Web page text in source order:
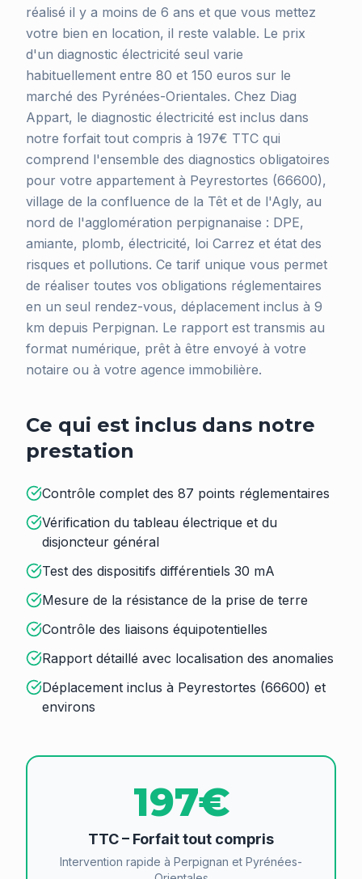
réalisé il y a moins de 6 ans et que vous mettez
votre bien en location, il reste valable. Le prix
d'un diagnostic électricité seul varie
habituellement entre 80 et 150 euros sur le
marché des Pyrénées-Orientales. Chez Diag
Appart, le diagnostic électricité est inclus dans
notre forfait tout compris à 197€ TTC qui
comprend l'ensemble des diagnostics obligatoires
pour votre appartement à Peyrestortes (66600),
village de la confluence de la Têt et de l'Agly, au
nord de l'agglomération perpignanaise : DPE,
amiante, plomb, électricité, loi Carrez et état des
risques et pollutions. Ce tarif unique vous permet
de réaliser toutes vos obligations réglementaires
en un seul rendez-vous, déplacement inclus à 9
km depuis Perpignan. Le rapport est transmis au
format numérique, prêt à être envoyé à votre
notaire ou à votre agence immobilière.
Ce qui est inclus dans notre
prestation
Contrôle complet des 87 points réglementaires
Vérification du tableau électrique et du
disjoncteur général
Test des dispositifs différentiels 30 mA
Mesure de la résistance de la prise de terre
Contrôle des liaisons équipotentielles
Rapport détaillé avec localisation des anomalies
Déplacement inclus à Peyrestortes (66600) et
environs
197€
TTC – Forfait tout compris
Intervention rapide à Perpignan et Pyrénées-